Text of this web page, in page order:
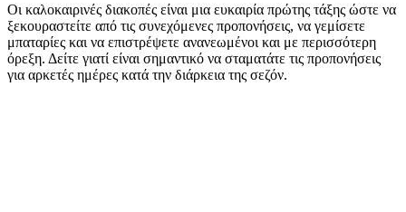
Οι καλοκαιρινές διακοπές είναι μια ευκαιρία πρώτης τάξης ώστε να
ξεκουραστείτε από τις συνεχόμενες προπονήσεις, να γεμίσετε
μπαταρίες και να επιστρέψετε ανανεωμένοι και με περισσότερη
όρεξη. Δείτε γιατί είναι σημαντικό να σταματάτε τις προπονήσεις
για αρκετές ημέρες κατά την διάρκεια της σεζόν.